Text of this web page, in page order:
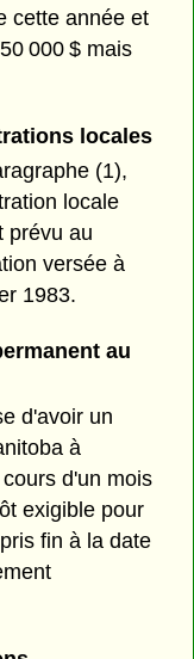
cette année et
000 $ mais
locales
(1),
locale
prévu au
versée à
1983.
au
d'avoir un
à
d'un mois
exigible pour
fin à la date